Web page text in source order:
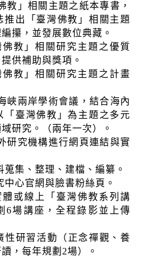
教」相關主題之紙本專書，
推出「臺灣佛教」相關主題
攥，並發展數位典藏。
教」相關研究主題之優質
供補助與獎項。
教」相關研究主題之計畫
峽兩岸學術會議，結合海內
「臺灣佛教」為主題之多元
研究。（兩年一次）。
研究機構進行網頁連結與實
蒐集、整理、建檔、編纂。
中心官網與臉書粉絲頁。
或線上「臺灣佛教系列講
6場講座，全程錄影並上傳
性研習活動（正念禪觀、養
，每年規劃 2場）。